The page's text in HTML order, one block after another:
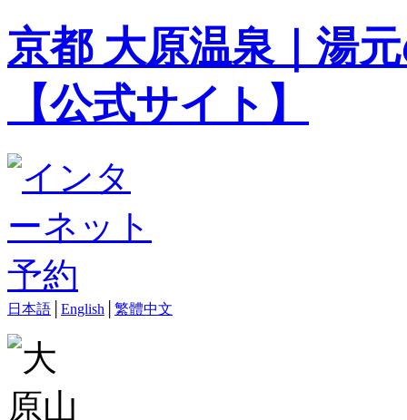
京都 大原温泉｜湯
【公式サイト】
日本語 English 繁體中文